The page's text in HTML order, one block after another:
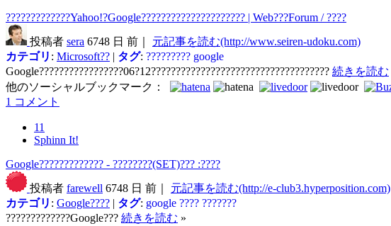
?????????????Yahoo!?Google????????????????????? | Web???Forum / ????
投稿者 sera 6748 日 前｜
元記事を読む(http://www.seiren-udoku.com)
カテゴリ : Microsoft?? | タグ: ????????? google
Google?????????????????06?12???????????????????????????????????? 続きを読む
他のソーシャルブックマーク：
1 コメント
11
Sphinn It!
Google????????????? - ????????(SET)??? :????
投稿者 farewell 6748 日 前｜
元記事を読む(http://e-club3.hyperposition.com)
カテゴリ : Google???? | タグ: google ???? ???????
?????????????Google??? 続きを読む »